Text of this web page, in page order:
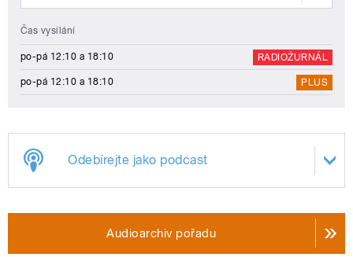
Čas vysílání
po-pá 12:10 a 18:10 RADIOŽURNÁL
po-pá 12:10 a 18:10 PLUS
Odebírejte jako podcast
Audioarchiv pořadu